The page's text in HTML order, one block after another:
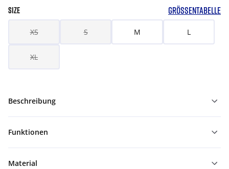
SIZE GRÖSSENTABELLE
XS S M L
XL
Beschreibung
Funktionen
Material